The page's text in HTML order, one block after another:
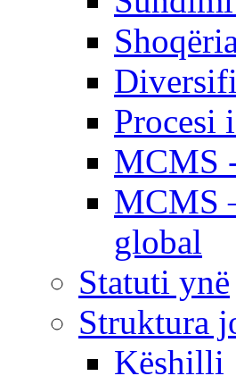
Procesi
MCMS
MCMS
global
Statuti ynë
Struktura
Këshilli